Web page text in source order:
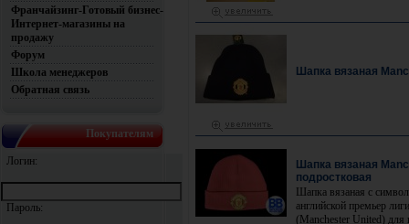
Франчайзинг-Готовый бизнес-
Интернет-магазины на
продажу
Форум
Школа менеджеров
Обратная связь
Покупателям
Логин:
Пароль:
Шапка вязаная
Шапка вязаная
подростковая
Шапка вязаная с
английской премьер
(Manchester United) для